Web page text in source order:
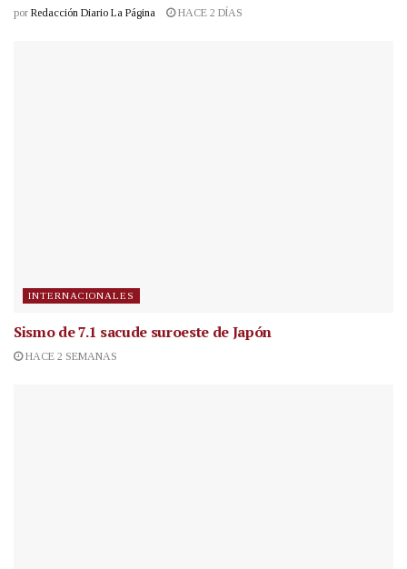
por Redacción Diario La Página HACE 2 DÍAS
INTERNACIONALES
Sismo de 7.1 sacude suroeste de Japón
HACE 2 SEMANAS